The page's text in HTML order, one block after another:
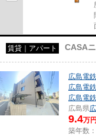
賃貸｜アパート CASA
広島電
広島電
広島電
広島県
9.4万円
築年数